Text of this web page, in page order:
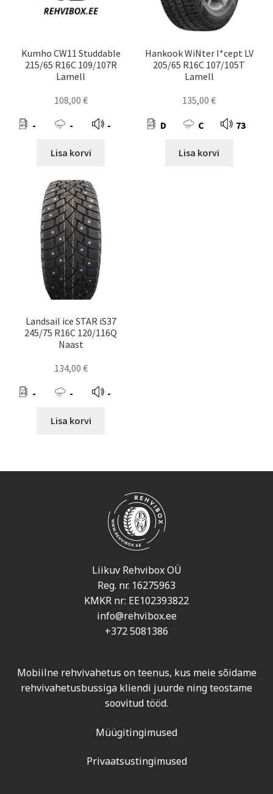
Kumho CW11 Studdable
215/65 R16C 109/107R
Lamell
108,00 €
- - -
Lisa korvi
Hankook WiNter I*cept LV
205/65 R16C 107/105T
Lamell
135,00€
D C 73
Lisa korvi
Landsail ice STAR iS37
245/75 R16C 120/116Q
Naast
134,00 €
- - -
Lisa korvi
Liikuv Rehvibox OÜ
Reg. nr. 16275963
KMKR nr: EE102393822
info@rehvibox.ee
+372 5081386
Mobiilne rehvivahetus on teenus, kus meie sõidame
rehvivahetusbussiga kliendi juurde ning teostame
soovitud tööd.
Müügitingimused
Privaatsustingimused